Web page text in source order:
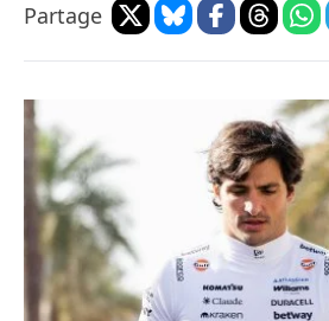
Partage